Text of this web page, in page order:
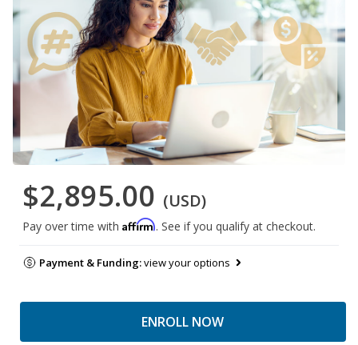
$2,895.00 (USD)
Pay over time with Affirm. See if you qualify at checkout.
Payment & Funding:view your options
ENROLL NOW